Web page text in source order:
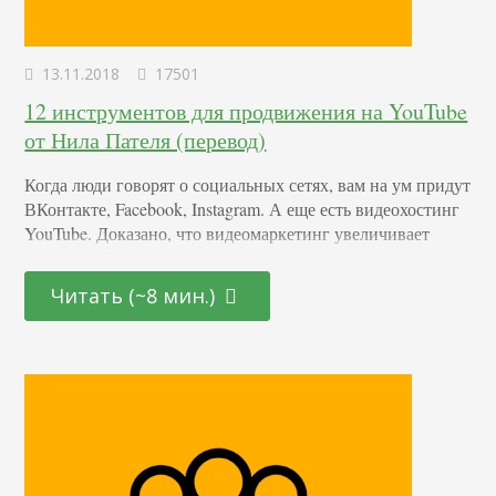
13.11.2018 17501
12 инструментов для продвижения на YouTube
от Нила Пателя (перевод)
Когда люди говорят о социальных сетях, вам на ум придут
ВКонтакте, Facebook, Instagram. А еще есть видеохостинг
YouTube. Доказано, что видеомаркетинг увеличивает
бизнеса, медийная личность, активист. Каждый месяц на
хостинг заходит миллиард людей. Количество контента —
канал на YouTube…
Читать (~8 мин.)